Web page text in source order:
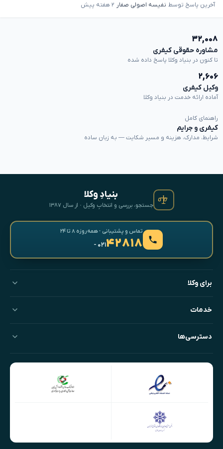
آخرین پاسخ توسط نفیسه اصولی صفار ۲ هفته پیش
۳۲,۰۰۸
مشاوره حقوقی کیفری
تا کنون در بنیاد وکلا پاسخ داده شده
۲,۶۰۶
وکیل کیفری
آماده ارائه خدمت در بنیاد وکلا
راهنمای کامل
کیفری و جرایم
شرایط، مدارک، هزینه و مسیر شکایت — به زبان ساده
بنیادِ وکلا
جستجو، بررسی و انتخابِ وکیل · از سال ۱۳۸۷
تماس و پشتیبانی · همه‌روزه ۸ تا ۲۴
۴۲۸۱۸- ۰۲۱
برای وکلا
خدمات
دسترسی‌ها